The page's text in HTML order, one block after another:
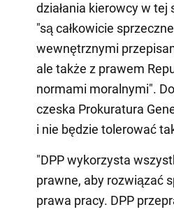
działania kierowcy w tej
"są całkowicie
wewnętrznymi
ale także z prawem
normami moralnymi".
czeska Prokuratura
i nie będzie tolerować
"DPP wykorzysta
prawne, aby rozwiązać
prawa pracy. DPP